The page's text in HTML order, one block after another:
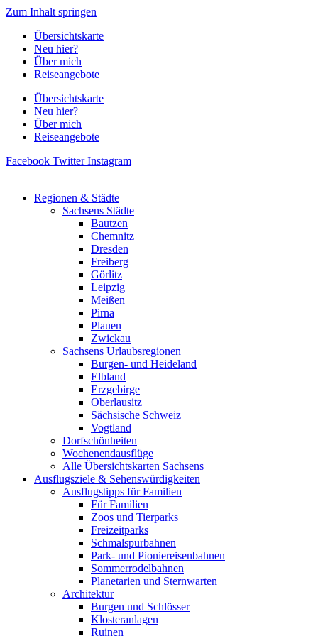
Zum Inhalt springen
Übersichtskarte
Neu hier?
Über mich
Reiseangebote
Übersichtskarte
Neu hier?
Über mich
Reiseangebote
Facebook Twitter Instagram
Regionen & Städte
Sachsens Städte
Bautzen
Chemnitz
Dresden
Freiberg
Görlitz
Leipzig
Meißen
Pirna
Plauen
Zwickau
Sachsens Urlaubsregionen
Burgen- und Heideland
Elbland
Erzgebirge
Oberlausitz
Sächsische Schweiz
Vogtland
Dorfschönheiten
Wochenendausflüge
Alle Übersichtskarten Sachsens
Ausflugsziele & Sehenswürdigkeiten
Ausflugstipps für Familien
Für Familien
Zoos und Tierparks
Freizeitparks
Schmalspurbahnen
Park- und Pioniereisenbahnen
Sommerrodelbahnen
Planetarien und Sternwarten
Architektur
Burgen und Schlösser
Klosteranlagen
Ruinen